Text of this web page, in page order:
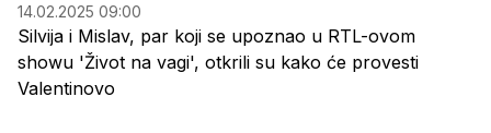
14.02.2025 09:00
Silvija i Mislav, par koji se upoznao u RTL-ovom
showu 'Život na vagi', otkrili su kako će provesti
Valentinovo